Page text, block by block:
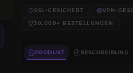
SSL-GESICHERT VPN-
30.000+
BESTELLUNGEN
PRODUKT BESCHREIBUNG